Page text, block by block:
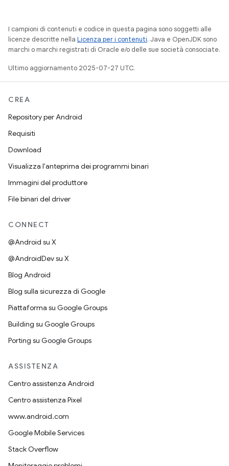
I campioni di contenuti e codice in questa pagina sono soggetti alle
licenze descritte nella Licenza per i contenuti. Java e OpenJDK sono
marchi o marchi registrati di Oracle e/o delle sue società consociate.
Ultimo aggiornamento 2025-07-27 UTC.
CREA
Repository per Android
Requisiti
Download
Visualizza l'anteprima dei programmi binari
Immagini del produttore
File binari del driver
CONNECT
@Android su X
@AndroidDev su X
Blog Android
Blog sulla sicurezza di Google
Piattaforma su Google Groups
Building su Google Groups
Porting su Google Groups
ASSISTENZA
Centro assistenza Android
Centro assistenza Pixel
www.android.com
Google Mobile Services
Stack Overflow